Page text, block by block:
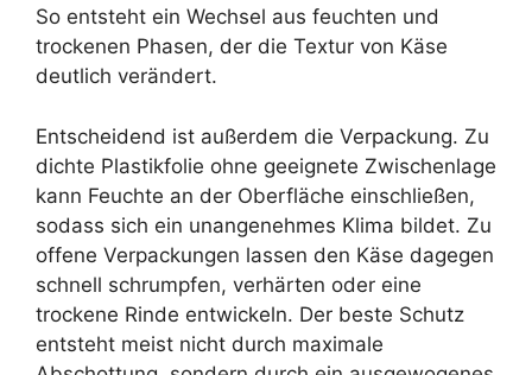
So entsteht ein Wechsel aus feuchten und
trockenen Phasen, der die Textur von Käse
deutlich verändert.
Entscheidend ist außerdem die Verpackung. Zu
dichte Plastikfolie ohne geeignete Zwischenlage
kann Feuchte an der Oberfläche einschließen,
sodass sich ein unangenehmes Klima bildet. Zu
offene Verpackungen lassen den Käse dagegen
schnell schrumpfen, verhärten oder eine
trockene Rinde entwickeln. Der beste Schutz
entsteht meist nicht durch maximale